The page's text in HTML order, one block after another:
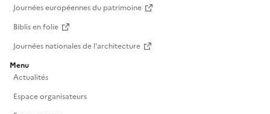
Journées européennes du patrimoine
Biblis en folie
Journées nationales de l'architecture
Menu
Actualités
Espace organisateurs